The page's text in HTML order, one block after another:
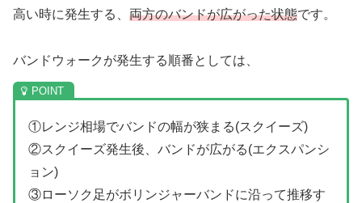
高い時に発生する、 両方のバンドが広がった状態です。
バンドウォークが発生する順番としては、
①レンジ相場でバンドの幅が狭まる(スクイーズ)
②スクイーズ発生後、バンドが広がる(エクスパンシ
ョン)
③ローソク足がボリンジャーバンドに沿って推移す